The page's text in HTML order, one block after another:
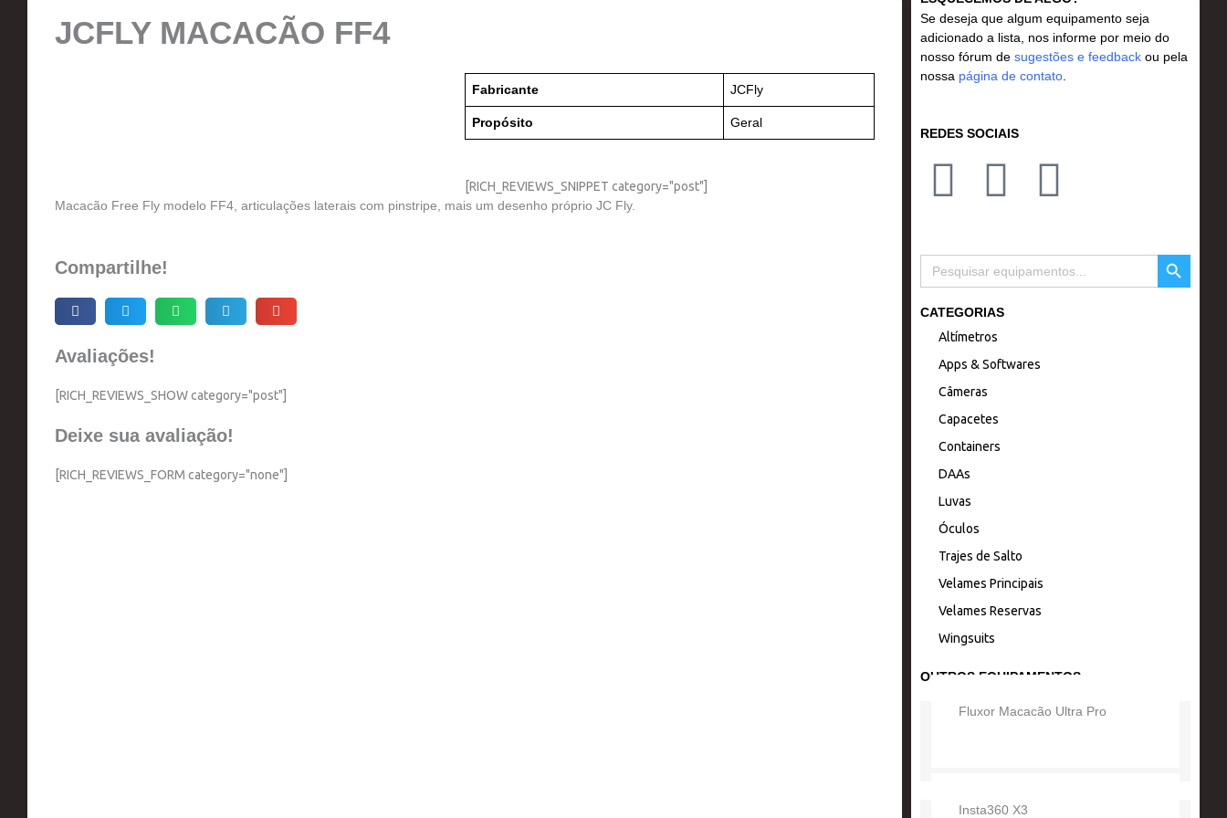
JCFLY MACACÃO FF4
Fabricante JCFly
Propósito Geral
[RICH_REVIEWS_SNIPPET category="post"]
Macacão Free Fly modelo FF4, articulações laterais com pinstripe, mais um desenho próprio JC Fly.
Compartilhe!
Avaliações!
[RICH_REVIEWS_SHOW category="post"]
Deixe sua avaliação!
[RICH_REVIEWS_FORM category="none"]
Se deseja que algum equipamento seja
adicionado a lista, nos informe por meio do
nosso fórum de sugestões e feedback ou pela
nossa página de contato
REDES SOCIAIS
I
s
t
a
g
r
a
m
F
c
e
b
o
o
Y
u
Search
for:
SEARCH BUTTON
CATEGORIAS
Altímetros
Apps & Softwares
Câmeras
Capacetes
Containers
DAAs
Luvas
Óculos
Trajes de Salto
Velames Principais
Velames Reservas
Wingsuits
OUTROS EQUIPAMENTOS
Fluxor Macacão Ultra Pro
Insta360 X3